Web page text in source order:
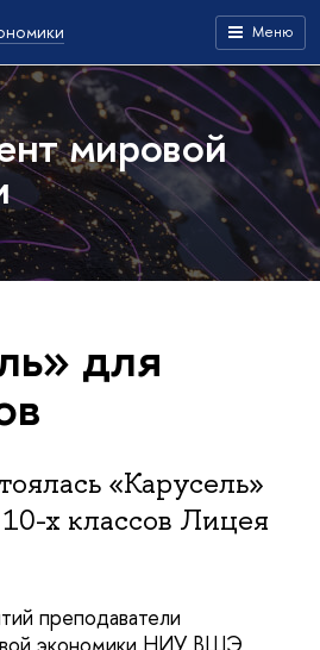
Меню
мировой
для
«Карусель»
х классов Лицея
преподаватели